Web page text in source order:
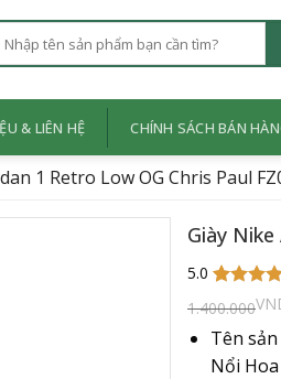
Tìm
& LIÊN HỆ CHÍNH SÁCH BÁN
1 Retro Low OG Chris Paul
Giày
5.0
5.0trên
dựa trên
393
đánh giá
1.400.000
Tên
Nổi Hoa